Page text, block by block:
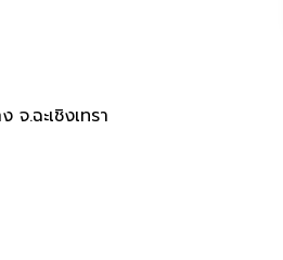
จ.ฉะเชิงเทรา